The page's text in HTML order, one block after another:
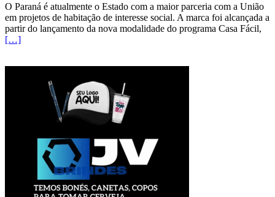
O Paraná é atualmente o Estado com a maior parceria com a União
em projetos de habitação de interesse social. A marca foi alcançada a
partir do lançamento da nova modalidade do programa Casa Fácil,
[…]